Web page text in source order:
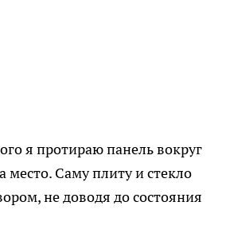
я протираю панель вокруг
Саму плиту и стекло
не доводя до состояния